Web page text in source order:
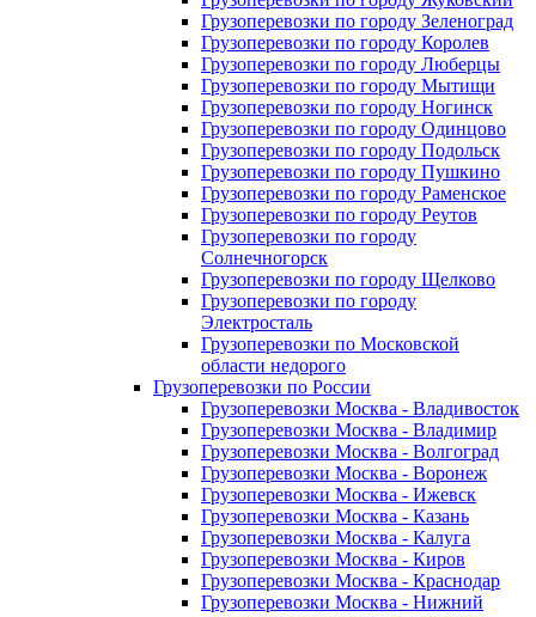
Грузоперевозки по городу Зеленоград
Грузоперевозки по городу Королев
Грузоперевозки по городу Люберцы
Грузоперевозки по городу Мытищи
Грузоперевозки по городу Ногинск
Грузоперевозки по городу Одинцово
Грузоперевозки по городу Подольск
Грузоперевозки по городу Пушкино
Грузоперевозки по городу Раменское
Грузоперевозки по городу Реутов
Грузоперевозки по городу
Солнечногорск
Грузоперевозки по городу Щелково
Грузоперевозки по городу
Электросталь
Грузоперевозки по Московской
области недорого
Грузоперевозки по России
Грузоперевозки Москва - Владивосток
Грузоперевозки Москва - Владимир
Грузоперевозки Москва - Волгоград
Грузоперевозки Москва - Воронеж
Грузоперевозки Москва - Ижевск
Грузоперевозки Москва - Казань
Грузоперевозки Москва - Калуга
Грузоперевозки Москва - Киров
Грузоперевозки Москва - Краснодар
Грузоперевозки Москва - Нижний